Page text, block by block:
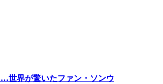
世界が驚いたファン・ソンウ